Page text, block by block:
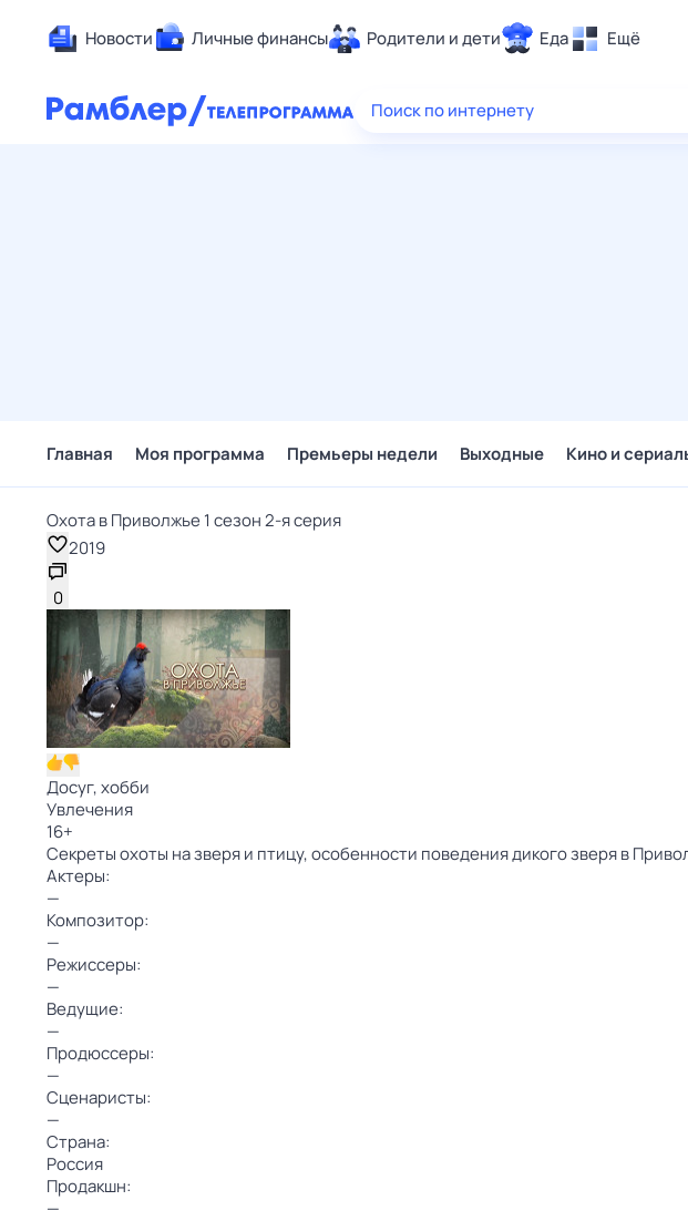
Новости Личные финансы Родители и дети Еда Ещё
Здоровье
Поиск по интернету
Главная Моя программа Премьеры недели Выходные Кино и
Охота в Приволжье 1 сезон 2-я серия
2019
0
Досуг, хобби
Увлечения
16+
Секреты охоты на зверя и птицу, особенности поведения дикого зверя в
Актеры:
—
Композитор:
—
Режиссеры:
—
Ведущие:
—
Продюссеры:
—
Сценаристы:
—
Страна:
Россия
Продакшн:
—